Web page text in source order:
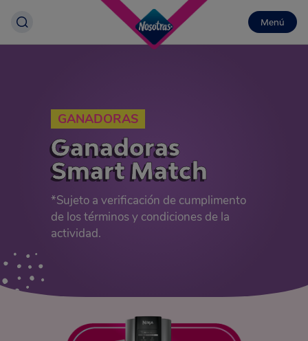
Menú
GANADORAS
Ganadoras
Smart Match
*Sujeto a verificación de cumplimento
de los términos y condiciones de la
actividad.